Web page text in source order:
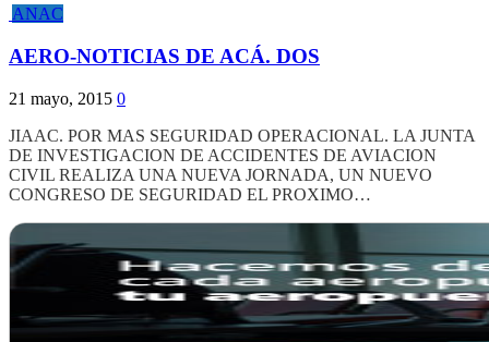
ANAC
AERO-NOTICIAS DE ACÁ. DOS
21 mayo, 2015 0
JIAAC. POR MAS SEGURIDAD OPERACIONAL. LA JUNTA
DE INVESTIGACION DE ACCIDENTES DE AVIACION
CIVIL REALIZA UNA NUEVA JORNADA, UN NUEVO
CONGRESO DE SEGURIDAD EL PROXIMO…